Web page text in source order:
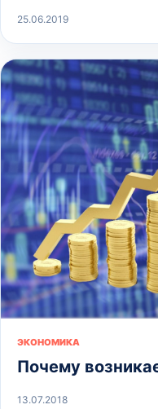
25.06.2019
ЭКОНОМИКА
Почему
13.07.2018